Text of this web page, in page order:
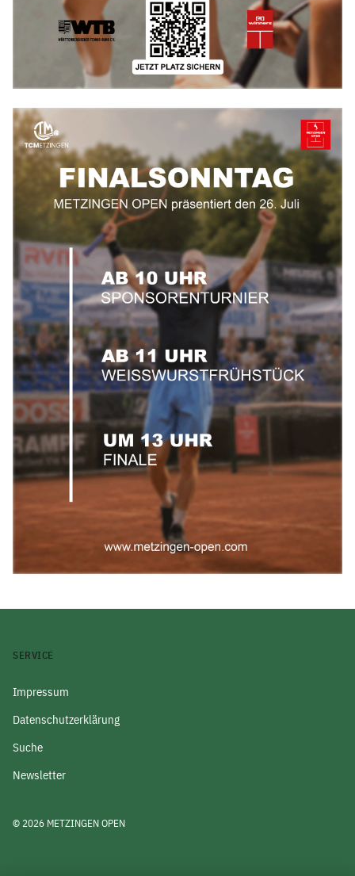
SERVICE
Impressum
Datenschutzerklärung
Suche
Newsletter
© 2026 METZINGEN OPEN